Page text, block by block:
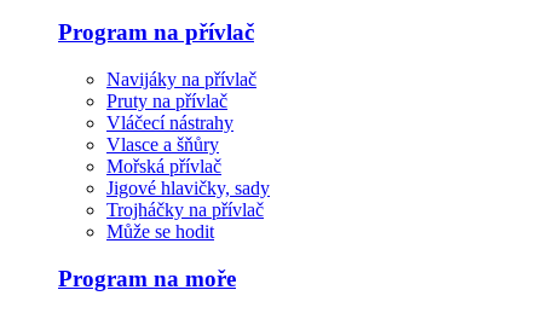
Program na přívlač
Navijáky na přívlač
Pruty na přívlač
Vláčecí nástrahy
Vlasce a šňůry
Mořská přívlač
Jigové hlavičky, sady
Trojháčky na přívlač
Může se hodit
Program na moře